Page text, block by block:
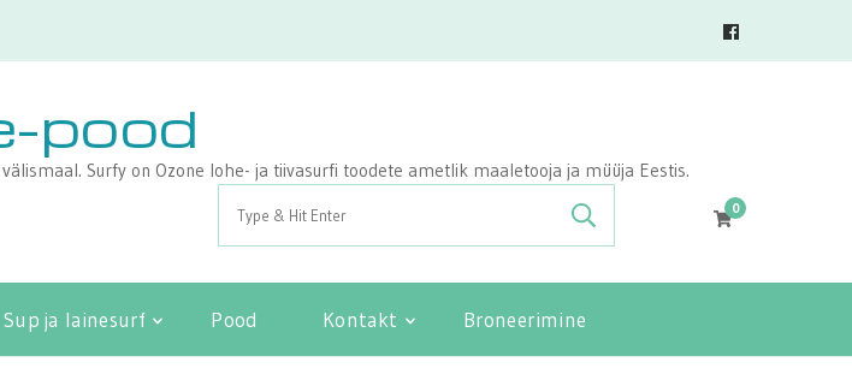
pood
Surfy on Ozone lohe- ja tiivasurfi toodete ametlik maaletooja ja müüja Eestis.
for:
0
Sup ja lainesurf Pood Kontakt Broneerimine